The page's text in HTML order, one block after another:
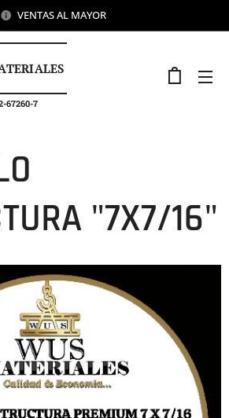
VENTAS AL MAYOR
67260-7
"7X7/16"